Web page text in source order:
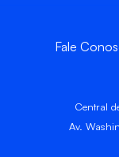
Fale
Central
Av.